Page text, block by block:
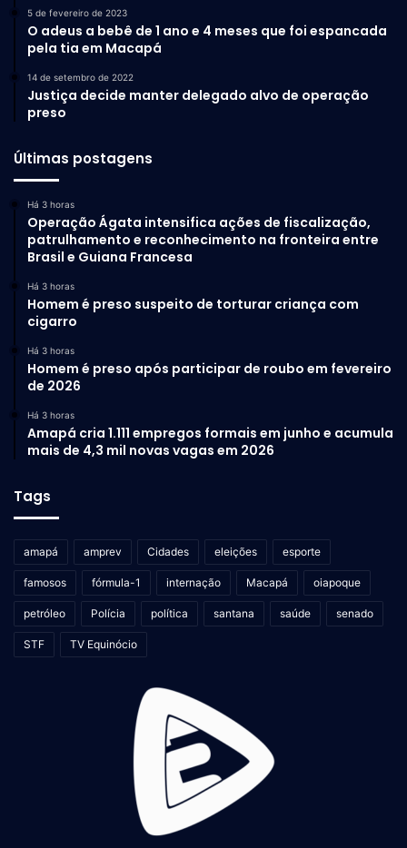
5 de fevereiro de 2023
O adeus a bebê de 1 ano e 4 meses que foi espancada
pela tia em Macapá
14 de setembro de 2022
Justiça decide manter delegado alvo de operação
preso
Últimas postagens
Há 3 horas
Operação Ágata intensifica ações de fiscalização,
patrulhamento e reconhecimento na fronteira entre
Brasil e Guiana Francesa
Há 3 horas
Homem é preso suspeito de torturar criança com
cigarro
Há 3 horas
Homem é preso após participar de roubo em fevereiro
de 2026
Há 3 horas
Amapá cria 1.111 empregos formais em junho e acumula
mais de 4,3 mil novas vagas em 2026
Tags
amapá amprev Cidades eleições esporte
famosos fórmula-1 internação Macapá oiapoque
petróleo Polícia política santana saúde senado
STF TV Equinócio